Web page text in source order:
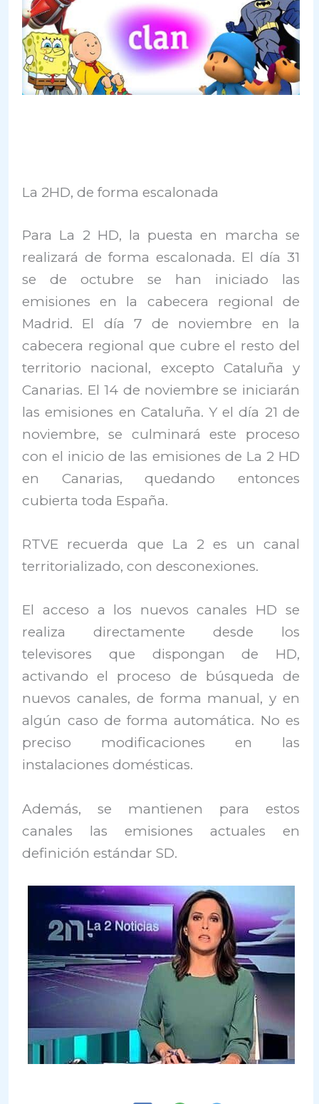
La 2HD, de forma escalonada
Para La 2 HD, la puesta en marcha se
realizará de forma escalonada. El día 31
se de octubre se han iniciado las
emisiones en la cabecera regional de
Madrid. El día 7 de noviembre en la
cabecera regional que cubre el resto del
territorio nacional, excepto Cataluña y
Canarias. El 14 de noviembre se iniciarán
las emisiones en Cataluña. Y el día 21 de
noviembre, se culminará este proceso
con el inicio de las emisiones de La 2 HD
en Canarias, quedando entonces
cubierta toda España.
RTVE recuerda que La 2 es un canal
territorializado, con desconexiones.
El acceso a los nuevos canales HD se
realiza directamente desde los
televisores que dispongan de HD,
activando el proceso de búsqueda de
nuevos canales, de forma manual, y en
algún caso de forma automática. No es
preciso modificaciones en las
instalaciones domésticas.
Además, se mantienen para estos
canales las emisiones actuales en
definición estándar SD.